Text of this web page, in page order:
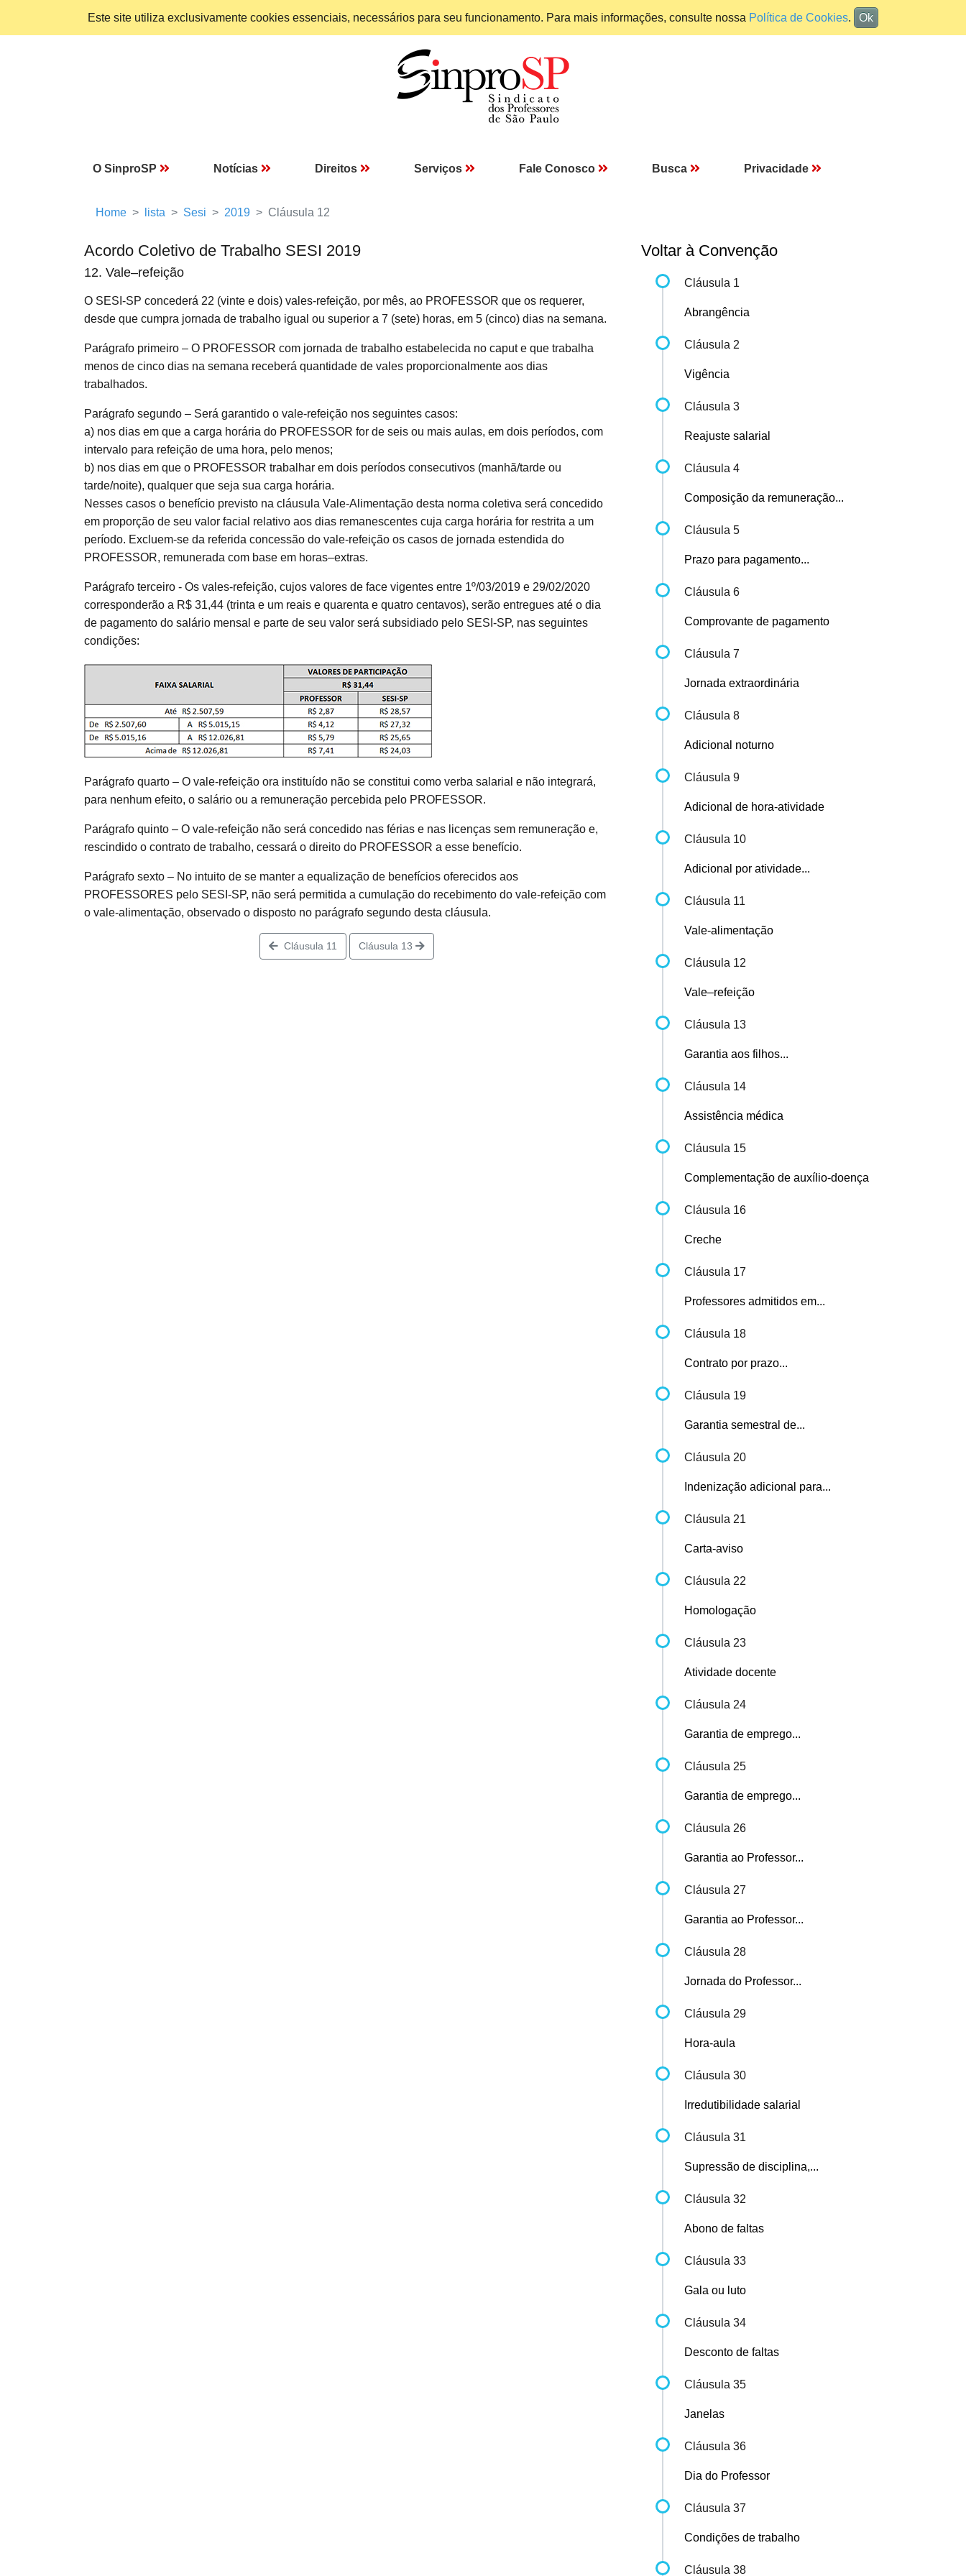
Este site utiliza exclusivamente cookies essenciais, necessários para seu funcionamento. Para mais informações, consulte nossa Política de Cookies. Ok
O SinproSP Notícias Direitos Serviços Fale Conosco Busca Privacidade
Home lista Sesi 2019 Cláusula 12
Acordo Coletivo de Trabalho SESI 2019
12. Vale–refeição
O SESI-SP concederá 22 (vinte e dois) vales-refeição, por mês, ao PROFESSOR que os requerer,
desde que cumpra jornada de trabalho igual ou superior a 7 (sete) horas, em 5 (cinco) dias na semana.
Parágrafo primeiro – O PROFESSOR com jornada de trabalho estabelecida no caput e que trabalha
menos de cinco dias na semana receberá quantidade de vales proporcionalmente aos dias
trabalhados.
Parágrafo segundo – Será garantido o vale-refeição nos seguintes casos:
a) nos dias em que a carga horária do PROFESSOR for de seis ou mais aulas, em dois períodos, com
intervalo para refeição de uma hora, pelo menos;
b) nos dias em que o PROFESSOR trabalhar em dois períodos consecutivos (manhã/tarde ou
tarde/noite), qualquer que seja sua carga horária.
Nesses casos o benefício previsto na cláusula Vale-Alimentação desta norma coletiva será concedido
em proporção de seu valor facial relativo aos dias remanescentes cuja carga horária for restrita a um
período. Excluem-se da referida concessão do vale-refeição os casos de jornada estendida do
PROFESSOR, remunerada com base em horas–extras.
Parágrafo terceiro - Os vales-refeição, cujos valores de face vigentes entre 1º/03/2019 e 29/02/2020
corresponderão a R$ 31,44 (trinta e um reais e quarenta e quatro centavos), serão entregues até o dia
de pagamento do salário mensal e parte de seu valor será subsidiado pelo SESI-SP, nas seguintes
condições:
Parágrafo quarto – O vale-refeição ora instituído não se constitui como verba salarial e não integrará,
para nenhum efeito, o salário ou a remuneração percebida pelo PROFESSOR.
Parágrafo quinto – O vale-refeição não será concedido nas férias e nas licenças sem remuneração e,
rescindido o contrato de trabalho, cessará o direito do PROFESSOR a esse benefício.
Parágrafo sexto – No intuito de se manter a equalização de benefícios oferecidos aos
PROFESSORES pelo SESI-SP, não será permitida a cumulação do recebimento do vale-refeição com
o vale-alimentação, observado o disposto no parágrafo segundo desta cláusula.
Cláusula 11 Cláusula 13
Voltar à Convenção
Cláusula 1
Abrangência
Cláusula 2
Vigência
Cláusula 3
Reajuste salarial
Cláusula 4
Composição da remuneração...
Cláusula 5
Prazo para pagamento...
Cláusula 6
Comprovante de pagamento
Cláusula 7
Jornada extraordinária
Cláusula 8
Adicional noturno
Cláusula 9
Adicional de hora-atividade
Cláusula 10
Adicional por atividade...
Cláusula 11
Vale-alimentação
Cláusula 12
Vale–refeição
Cláusula 13
Garantia aos filhos...
Cláusula 14
Assistência médica
Cláusula 15
Complementação de auxílio-doença
Cláusula 16
Creche
Cláusula 17
Professores admitidos em...
Cláusula 18
Contrato por prazo...
Cláusula 19
Garantia semestral de...
Cláusula 20
Indenização adicional para...
Cláusula 21
Carta-aviso
Cláusula 22
Homologação
Cláusula 23
Atividade docente
Cláusula 24
Garantia de emprego...
Cláusula 25
Garantia de emprego...
Cláusula 26
Garantia ao Professor...
Cláusula 27
Garantia ao Professor...
Cláusula 28
Jornada do Professor...
Cláusula 29
Hora-aula
Cláusula 30
Irredutibilidade salarial
Cláusula 31
Supressão de disciplina,...
Cláusula 32
Abono de faltas
Cláusula 33
Gala ou luto
Cláusula 34
Desconto de faltas
Cláusula 35
Janelas
Cláusula 36
Dia do Professor
Cláusula 37
Condições de trabalho
Cláusula 38